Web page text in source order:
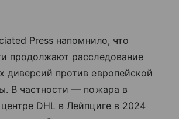
Press напомнило, что
продолжают расследование
диверсий против европейской
В частности — пожара в
DHL в Лейпциге в 2024